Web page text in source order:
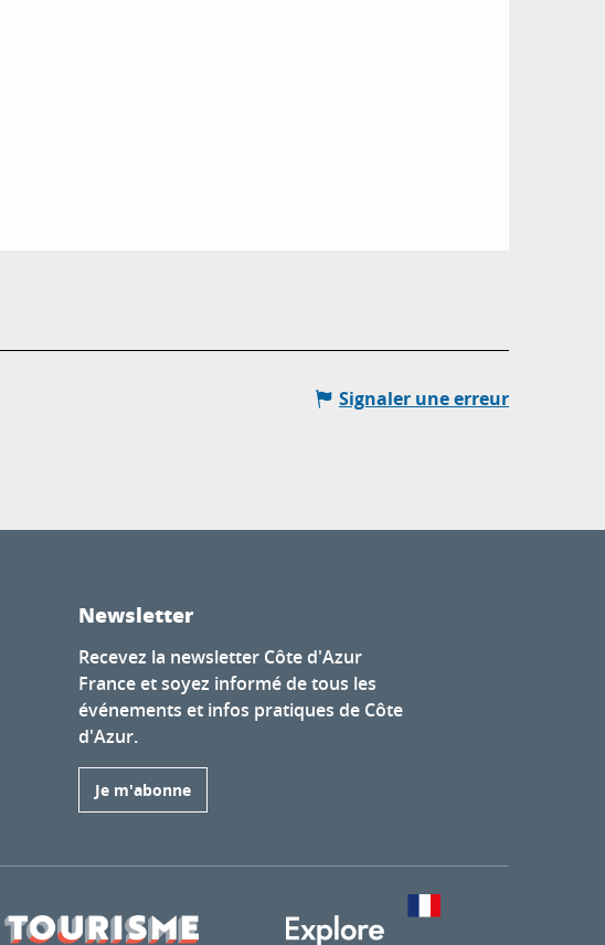
Signaler une erreur
Newsletter
Recevez la newsletter Côte d'Azur
France et soyez informé de tous les
événements et infos pratiques de Côte
d'Azur.
Je m'abonne